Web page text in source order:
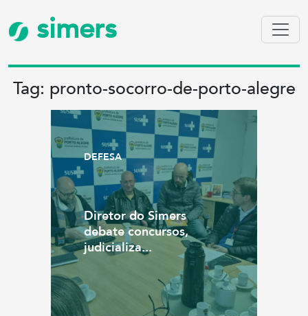
simers
Tag: pronto-socorro-de-porto-alegre
DEFESA
Diretor do Simers
debate concursos,
judicializa...